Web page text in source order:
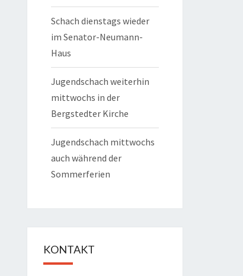
Schach dienstags wieder
im Senator-Neumann-
Haus
Jugendschach weiterhin
mittwochs in der
Bergstedter Kirche
Jugendschach mittwochs
auch während der
Sommerferien
KONTAKT